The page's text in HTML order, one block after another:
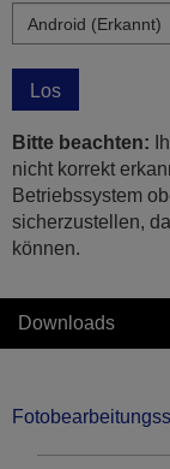
Los
Bitte beachten:
nicht korrekt
Betriebssystem
sicherzustellen,
können.
Downloads